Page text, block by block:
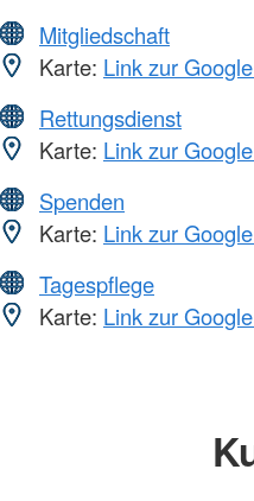
Mitgliedschaft
Karte: Link zur
Rettungsdienst
Karte: Link zur
Spenden
Karte: Link zur
Tagespflege
Karte: Link zur